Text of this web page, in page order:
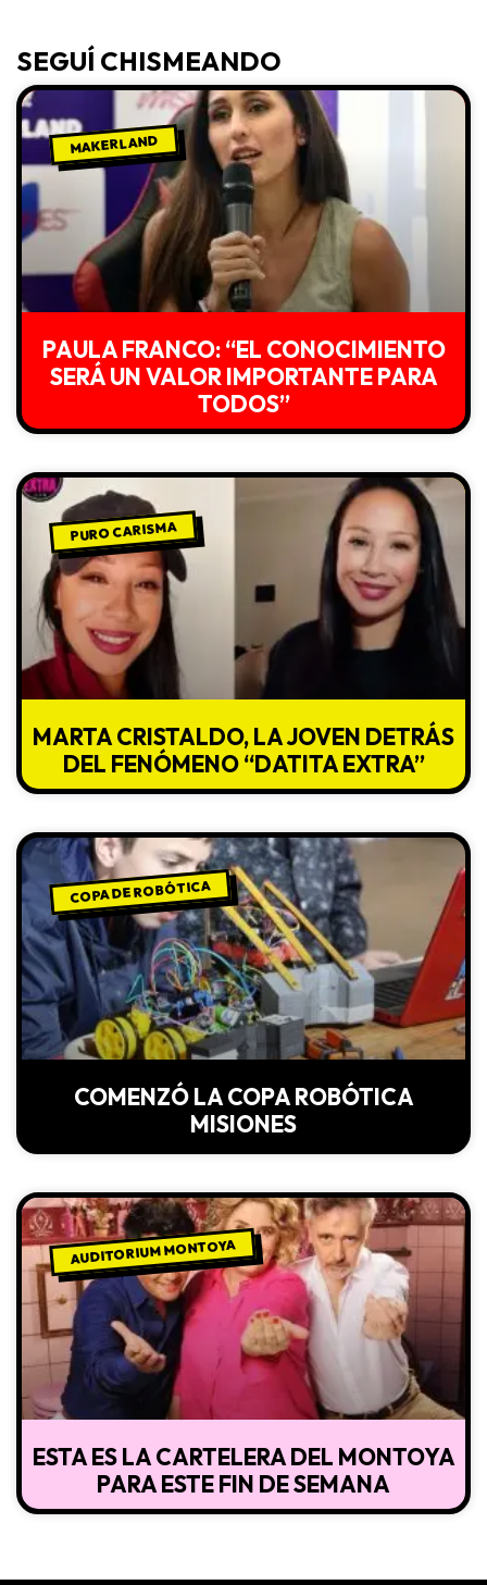
SEGUÍ CHISMEANDO
MAKERLAND
PAULA FRANCO: “EL CONOCIMIENTO
SERÁ UN VALOR IMPORTANTE PARA
TODOS”
PURO CARISMA
MARTA CRISTALDO, LA JOVEN DETRÁS
DEL FENÓMENO “DATITA EXTRA”
COPA DE ROBÓTICA
COMENZÓ LA COPA ROBÓTICA
MISIONES
AUDITORIUM MONTOYA
ESTA ES LA CARTELERA DEL MONTOYA
PARA ESTE FIN DE SEMANA